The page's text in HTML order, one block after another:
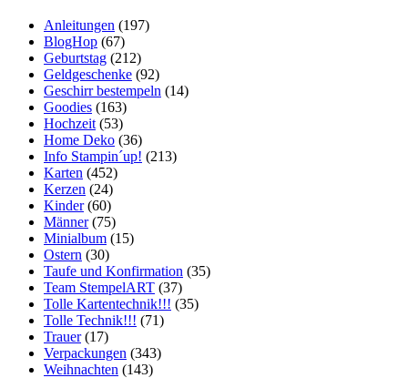
Anleitungen (197)
BlogHop (67)
Geburtstag (212)
Geldgeschenke (92)
Geschirr bestempeln (14)
Goodies (163)
Hochzeit (53)
Home Deko (36)
Info Stampin´up! (213)
Karten (452)
Kerzen (24)
Kinder(60)
Männer(75)
Minialbum (15)
Ostern (30)
Taufe und Konfirmation (35)
Team StempelART (37)
Tolle Kartentechnik!!! (35)
Tolle Technik!!! (71)
Trauer(17)
Verpackungen (343)
Weihnachten (143)